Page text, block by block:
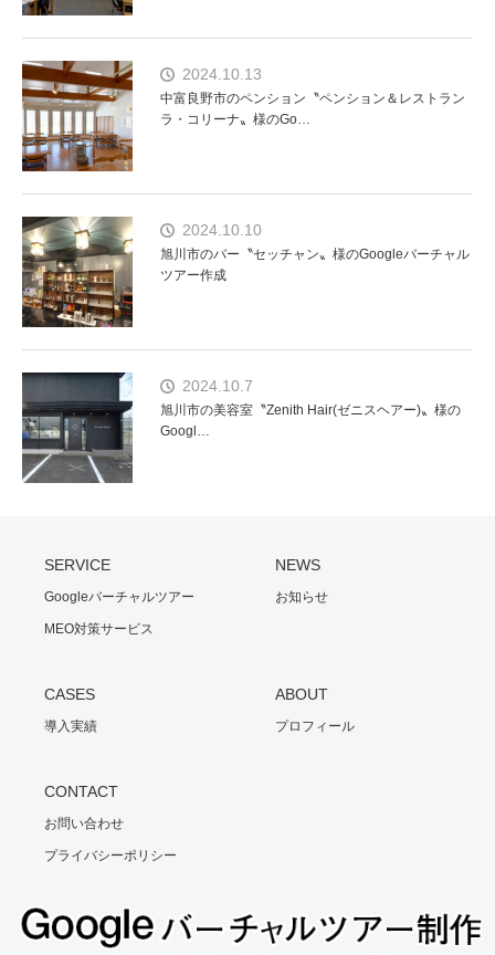
2024.10.13
中富良野市のペンション〝ペンション＆レストラン
ラ・コリーナ〟様のGo…
2024.10.10
旭川市のバー〝セッチャン〟様のGoogleバーチャル
ツアー作成
2024.10.7
旭川市の美容室〝Zenith Hair(ゼニスヘアー)〟様の
Googl…
SERVICE
Googleバーチャルツアー
MEO対策サービス
NEWS
お知らせ
CASES
導入実績
ABOUT
プロフィール
CONTACT
お問い合わせ
プライバシーポリシー